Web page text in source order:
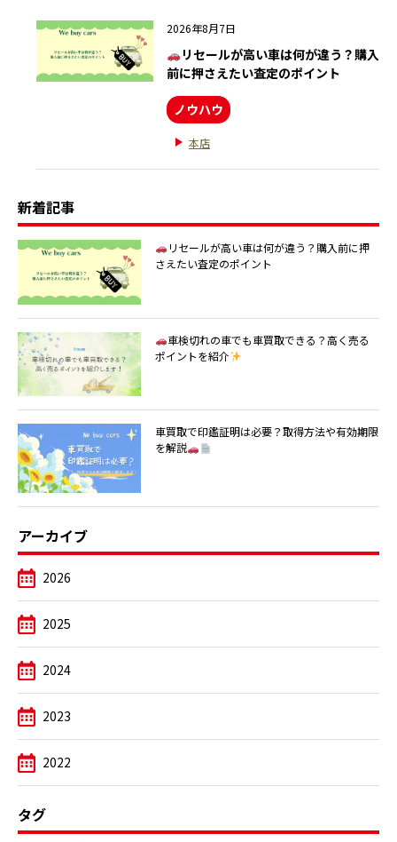
2026年8月7日
リセールが高い車は何が違う？購入
前に押さえたい査定のポイント
ノウハウ
本店
新着記事
リセールが高い車は何が違う？購入前に押
さえたい査定のポイント
車検切れの車でも車買取できる？高く売る
ポイントを紹介
車買取で印鑑証明は必要？取得方法や有効期限
を解説
アーカイブ
2026
2025
2024
2023
2022
タグ